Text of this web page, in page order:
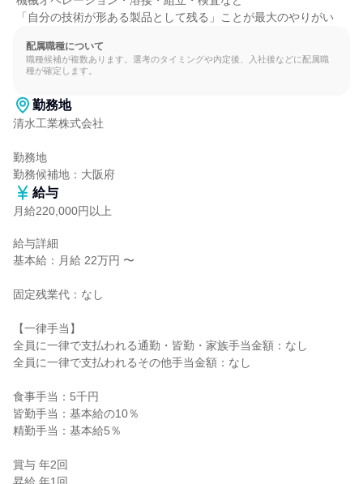
「自分の技術が形ある製品として残る」ことが最大のやりがい
配属職種について
職種候補が複数あります。選考のタイミングや内定後、入社後などに配属職
種が確定します。
勤務地
清水工業株式会社
勤務地
勤務候補地：大阪府
給与
月給220,000円以上
給与詳細
基本給：月給 22万円 〜
固定残業代：なし
【一律手当】
全員に一律で支払われる通勤・皆勤・家族手当金額：なし
全員に一律で支払われるその他手当金額：なし
食事手当：5千円
皆勤手当：基本給の10％
精勤手当：基本給5％
賞与 年2回